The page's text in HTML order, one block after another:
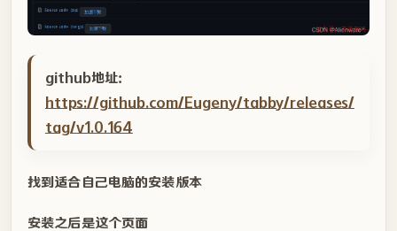
github地址：
https://github.com/Eugeny/tabby/releases/
tag/v1.0.164
找到适合自己电脑的安装版本
安装之后是这个页面